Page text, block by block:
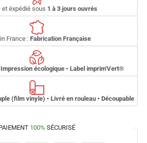
et éxpédié sous 1 à 3 jours ouvrés
France :Fabrication Française
Impression écologique • Label imprim'Vert®
(film vinyle) • Livré en rouleau • Découpable
100% SÉCURISÉ